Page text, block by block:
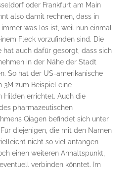
oder Frankfurt am Main
also damit rechnen, dass in
was los ist, weil nun einmal
Fleck vorzufinden sind. Die
hat auch dafür gesorgt, dass sich
in der Nähe der Stadt
So hat der US-amerikanische
3M zum Beispiel eine
Hilden errichtet. Auch die
pharmazeutischen
Qiagen befindet sich unter
diejenigen, die mit den Namen
nicht so viel anfangen
einen weiteren Anhaltspunkt,
verbinden könntet. Im